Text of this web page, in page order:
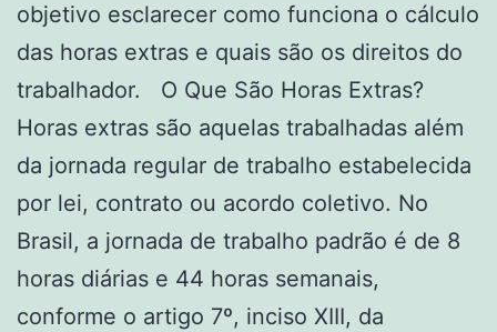
objetivo esclarecer como funciona o cálculo
das horas extras e quais são os direitos do
trabalhador. O Que São Horas Extras?
Horas extras são aquelas trabalhadas além
da jornada regular de trabalho estabelecida
por lei, contrato ou acordo coletivo. No
Brasil, a jornada de trabalho padrão é de 8
horas diárias e 44 horas semanais,
conforme o artigo 7º, inciso XIII, da